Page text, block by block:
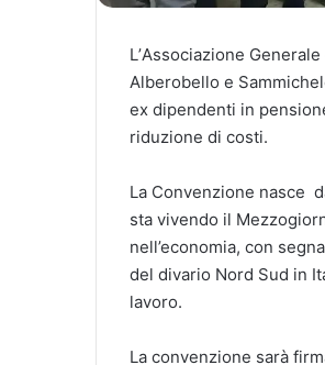
L’Associazione
Alberobello e
ex dipendenti in
riduzione di costi.
La Convenzione nasce
sta vivendo il
nell’economia, con
del divario Nord Sud in
lavoro.
La convenzione sarà